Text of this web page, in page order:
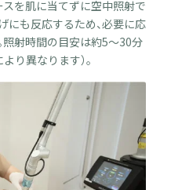
スを肌に当てずに空中照射で
にも反応するため、必要に応
照射時間の目安は約5～30分
り異なります）。